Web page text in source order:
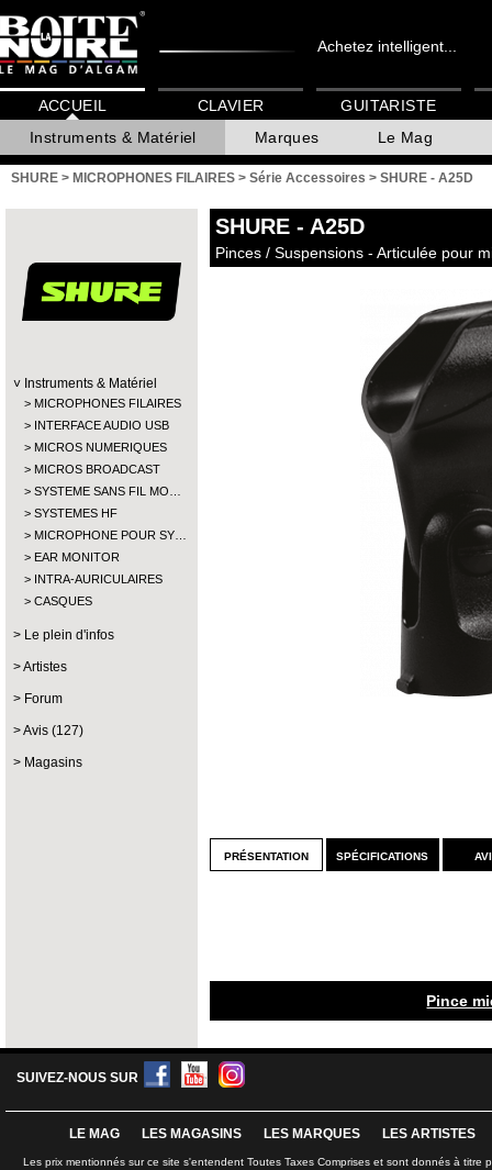
Achetez intelligent...
ACCUEIL
Instruments & Matériel
Marques Le Mag
CLAVIER GUITARISTE
SHURE > MICROPHONES FILAIRES > Série Accessoires > SHURE - A25D
Instruments & Matériel
MICROPHONES FILAIRES
INTERFACE AUDIO USB
MICROS NUMERIQUES
MICROS BROADCAST
SYSTEME SANS FIL MO…
SYSTEMES HF
MICROPHONE POUR SY…
EAR MONITOR
INTRA-AURICULAIRES
CASQUES
Le plein d'infos
Artistes
Forum
Avis (127)
Magasins
SHURE - A25D
Pinces / Suspensions - Articulée pour
présentation spécifications
Pince
SUIVEZ-NOUS SUR
LE MAG LES MAGASINS LES MARQUES LES ARTISTES
Les prix mentionnés sur ce site s'entendent Toutes Taxes Comprises et sont donnés à